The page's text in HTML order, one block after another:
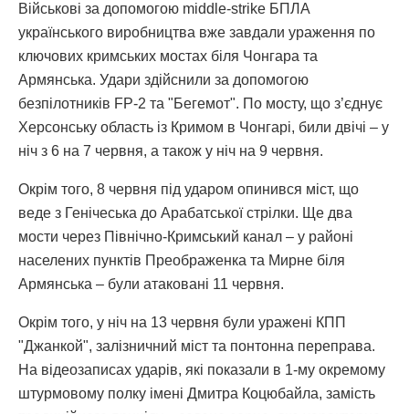
Військові за допомогою middle-strike БПЛА
українського виробництва вже завдали ураження по
ключових кримських мостах біля Чонгара та
Армянська. Удари здійснили за допомогою
безпілотників FP-2 та "Бегемот". По мосту, що з’єднує
Херсонську область із Кримом в Чонгарі, били двічі – у
ніч з 6 на 7 червня, а також у ніч на 9 червня.
Окрім того, 8 червня під ударом опинився міст, що
веде з Генічеська до Арабатської стрілки. Ще два
мости через Північно-Кримський канал – у районі
населених пунктів Преображенка та Мирне біля
Армянська – були атаковані 11 червня.
Окрім того, у ніч на 13 червня були уражені КПП
"Джанкой", залізничний міст та понтонна переправа.
На відеозаписах ударів, які показали в 1-му окремому
штурмовому полку імені Дмитра Коцюбайла, замість